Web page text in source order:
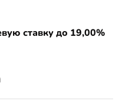
ставку до 19,00%